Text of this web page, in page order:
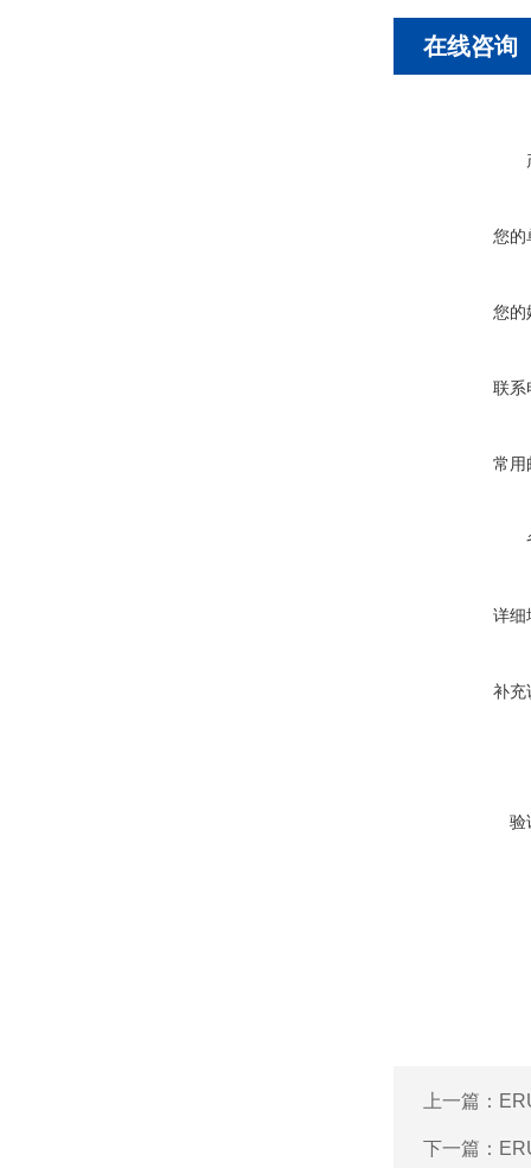
在线咨询
您的
您的
联系
常用
详细
补充
验
上一篇：
下一篇：